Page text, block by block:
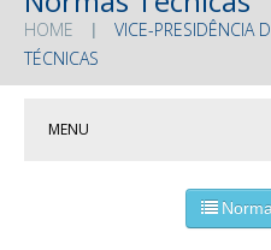
HOME
VICE-PRESIDÊNCIA
TÉCNICAS
MENU